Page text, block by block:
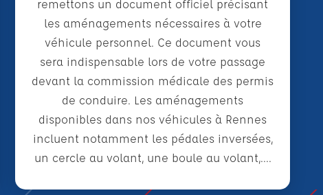
remettons un document officiel précisant
les aménagements nécessaires à votre
véhicule personnel. Ce document vous
sera indispensable lors de votre passage
devant la commission médicale des permis
de conduire. Les aménagements
disponibles dans nos véhicules à Rennes
incluent notamment les pédales inversées,
un cercle au volant, une boule au volant,....